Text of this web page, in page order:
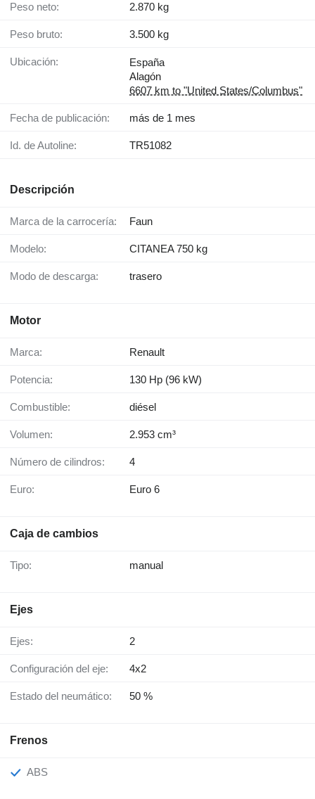
Peso neto: 2.870 kg
Peso bruto: 3.500 kg
Ubicación:
España
Alagón
6607 km to "United States/Columbus"
Fecha de publicación: más de 1 mes
Id. de Autoline: TR51082
Descripción
Marca de la carrocería: Faun
Modelo: CITANEA 750 kg
Modo de descarga: trasero
Motor
Marca: Renault
Potencia: 130 Hp (96 kW)
Combustible: diésel
Volumen: 2.953 cm³
Número de cilindros: 4
Euro: Euro 6
Caja de cambios
Tipo: manual
Ejes
Ejes: 2
Configuración del eje: 4x2
Estado del neumático: 50 %
Frenos
ABS